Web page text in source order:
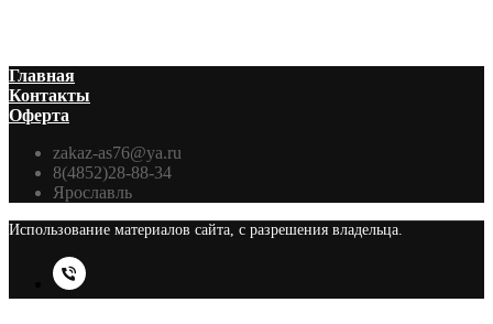
Главная
Контакты
Оферта
zakaz-as76@ya.ru
8(4852)28-88-34
Ярославль
Использование материалов сайта, с разрешения владельца.